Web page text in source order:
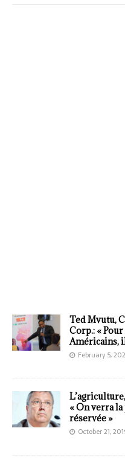
Ted Mvutu,
Corp.: «
Américains,
February 5,
« On verra
réservée »
October 21,